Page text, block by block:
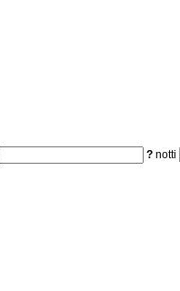
? notti